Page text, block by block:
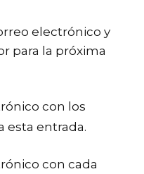
electrónico y
para la próxima
con los
esta entrada.
con cada